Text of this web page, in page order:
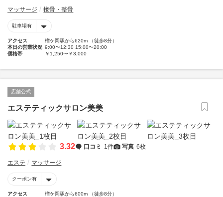
マッサージ 接骨・整骨
駐車場有
アクセス
榴ケ岡駅から620m （徒歩8分）
本日の営業状況 9:00〜12:30 15:00〜20:00
価格帯
￥1,250〜￥3,000
店舗公式
エステティックサロン美美
3.32 口コミ 1件 写真 6枚
エステ マッサージ
クーポン有
アクセス
榴ケ岡駅から600m （徒歩8分）